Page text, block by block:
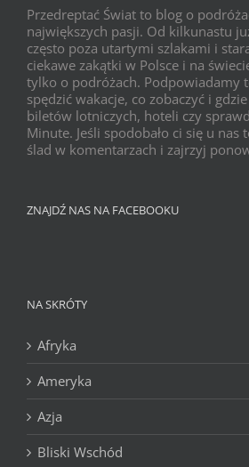
Przedreptać Świat to blog o
największych pasji. Od kilkunastu
często poza utartymi szlakami i
ciekawe zakątki w Polsce i na
tylko o podróżach. Podpowiadamy
spędzić wakacje, co zobaczyć i
biletów lotniczych, hoteli czy
Minute. Jeśli spodobało ci się u nas
ślad w komentarzach i zajrzyj
ZNAJDŹ NAS NA FACEBOOKU
NA SKRÓTY
Afryka
Ameryka
Azja
Bliski Wschód